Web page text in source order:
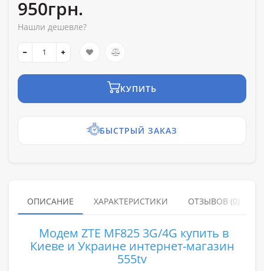
950грн.
Нашли дешевле?
КУПИТЬ
БЫСТРЫЙ ЗАКАЗ
ОПИСАНИЕ ХАРАКТЕРИСТИКИ ОТЗЫВОВ (0)
Модем ZTE MF825 3G/4G купить в
Киеве и Украине интернет-магазин
555tv